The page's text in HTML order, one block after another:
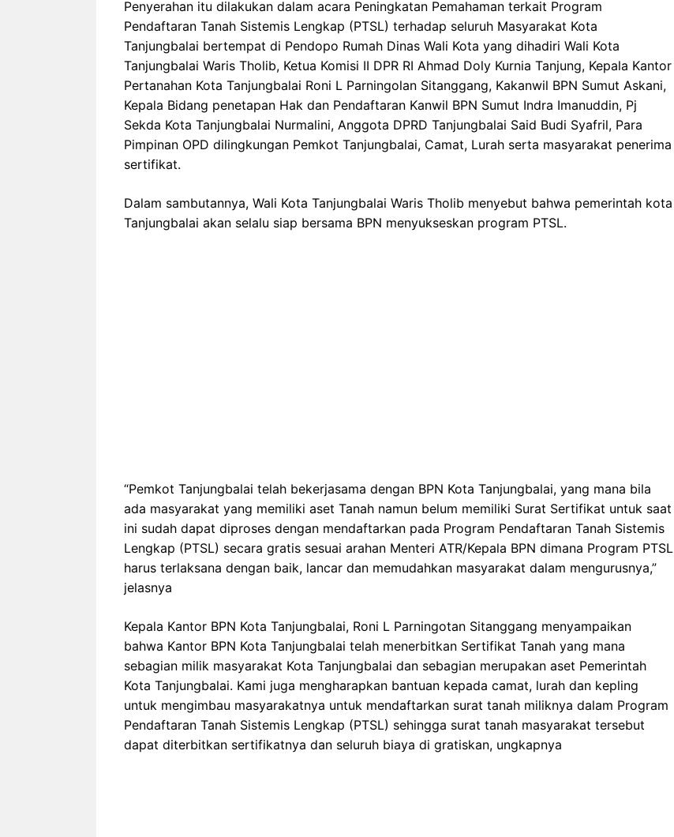
Penyerahan itu dilakukan dalam acara Peningkatan Pemahaman terkait Program
Pendaftaran Tanah Sistemis Lengkap (PTSL) terhadap seluruh Masyarakat Kota
Tanjungbalai bertempat di Pendopo Rumah Dinas Wali Kota yang dihadiri Wali Kota
Tanjungbalai Waris Tholib, Ketua Komisi II DPR RI Ahmad Doly Kurnia Tanjung, Kepala Kantor
Pertanahan Kota Tanjungbalai Roni L Parningolan Sitanggang, Kakanwil BPN Sumut Askani,
Kepala Bidang penetapan Hak dan Pendaftaran Kanwil BPN Sumut Indra Imanuddin, Pj
Sekda Kota Tanjungbalai Nurmalini, Anggota DPRD Tanjungbalai Said Budi Syafril, Para
Pimpinan OPD dilingkungan Pemkot Tanjungbalai, Camat, Lurah serta masyarakat penerima
sertifikat.
Dalam sambutannya, Wali Kota Tanjungbalai Waris Tholib menyebut bahwa pemerintah kota
Tanjungbalai akan selalu siap bersama BPN menyukseskan program PTSL.
“Pemkot Tanjungbalai telah bekerjasama dengan BPN Kota Tanjungbalai, yang mana bila
ada masyarakat yang memiliki aset Tanah namun belum memiliki Surat Sertifikat untuk saat
ini sudah dapat diproses dengan mendaftarkan pada Program Pendaftaran Tanah Sistemis
Lengkap (PTSL) secara gratis sesuai arahan Menteri ATR/Kepala BPN dimana Program PTSL
harus terlaksana dengan baik, lancar dan memudahkan masyarakat dalam mengurusnya,”
jelasnya
Kepala Kantor BPN Kota Tanjungbalai, Roni L Parningotan Sitanggang menyampaikan
bahwa Kantor BPN Kota Tanjungbalai telah menerbitkan Sertifikat Tanah yang mana
sebagian milik masyarakat Kota Tanjungbalai dan sebagian merupakan aset Pemerintah
Kota Tanjungbalai. Kami juga mengharapkan bantuan kepada camat, lurah dan kepling
untuk mengimbau masyarakatnya untuk mendaftarkan surat tanah miliknya dalam Program
Pendaftaran Tanah Sistemis Lengkap (PTSL) sehingga surat tanah masyarakat tersebut
dapat diterbitkan sertifikatnya dan seluruh biaya di gratiskan, ungkapnya